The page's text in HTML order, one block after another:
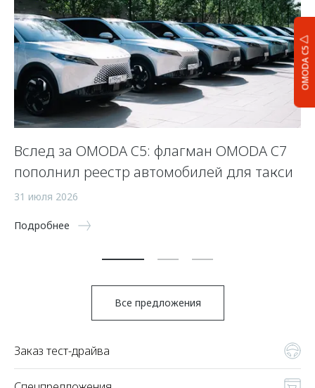
OMODA C5
Вслед за OMODA C5: флагман OMODA C7
пополнил реестр автомобилей для такси
31 июля 2026
Подробнее
Все предложения
Заказ тест-драйва